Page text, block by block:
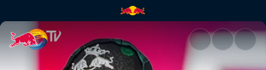
Final Internacional con